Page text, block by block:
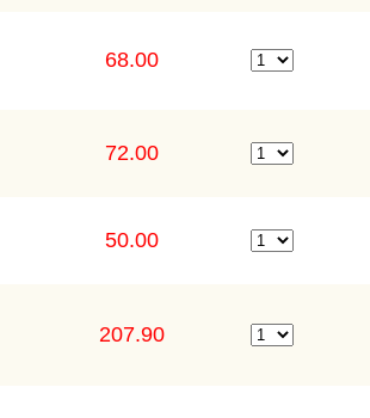
68.00
72.00
50.00
207.90